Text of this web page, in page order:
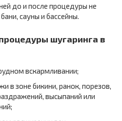
до и после процедуры не
сауны и бассейны.
шугаринга в
вскармливании;
в зоне бикини, ранок, порезов,
высыпаний или